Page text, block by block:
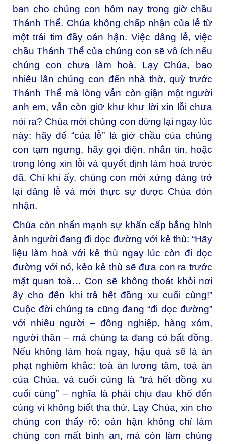
ban cho chúng con hôm nay trong giờ chầu
Thánh Thể. Chúa không chấp nhận của lễ từ
một trái tim đầy oán hận. Việc dâng lễ, việc
chầu Thánh Thể của chúng con sẽ vô ích nếu
chúng con chưa làm hoà. Lạy Chúa, bao
nhiêu lần chúng con đến nhà thờ, quỳ trước
Thánh Thể mà lòng vẫn còn giận một người
anh em, vẫn còn giữ khư khư lời xin lỗi chưa
nói ra? Chúa mời chúng con dừng lại ngay lúc
này: hãy để “của lễ” là giờ chầu của chúng
con tạm ngưng, hãy gọi điện, nhắn tin, hoặc
trong lòng xin lỗi và quyết định làm hoà trước
đã. Chỉ khi ấy, chúng con mới xứng đáng trở
lại dâng lễ và mới thực sự được Chúa đón
nhận.
Chúa còn nhấn mạnh sự khẩn cấp bằng hình
ảnh người đang đi dọc đường với kẻ thù: “Hãy
liệu làm hoà với kẻ thù ngay lúc còn đi dọc
đường với nó, kẻo kẻ thù sẽ đưa con ra trước
mặt quan toà… Con sẽ không thoát khỏi nơi
ấy cho đến khi trả hết đồng xu cuối cùng!”
Cuộc đời chúng ta cũng đang “đi dọc đường”
với nhiều người – đồng nghiệp, hàng xóm,
người thân – mà chúng ta đang có bất đồng.
Nếu không làm hoà ngay, hậu quả sẽ là án
phạt nghiêm khắc: toà án lương tâm, toà án
của Chúa, và cuối cùng là “trả hết đồng xu
cuối cùng” – nghĩa là phải chịu đau khổ đến
cùng vì không biết tha thứ. Lạy Chúa, xin cho
chúng con thấy rõ: oán hận không chỉ làm
chúng con mất bình an, mà còn làm chúng